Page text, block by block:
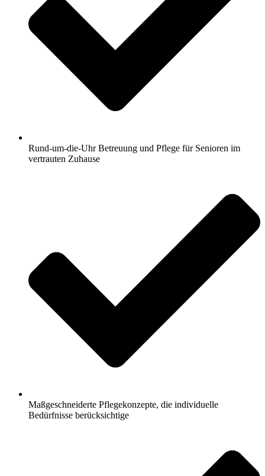
Rund-um-die-Uhr Betreuung und Pflege für Senioren im
vertrauten Zuhause
Maßgeschneiderte Pflegekonzepte, die individuelle
Bedürfnisse berücksichtige